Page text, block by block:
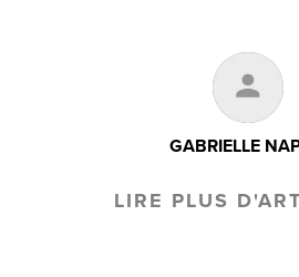
GABRIELLE
LIRE PLUS